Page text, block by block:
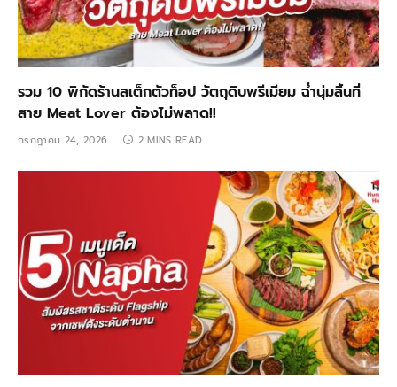
รวม 10 พิกัดร้านสเต็กตัวท็อป วัตถุดิบพรีเมียม ฉ่ำนุ่มลิ้นที่
สาย Meat Lover ต้องไม่พลาด!!
กรกฎาคม 24, 2026 2 MINS READ